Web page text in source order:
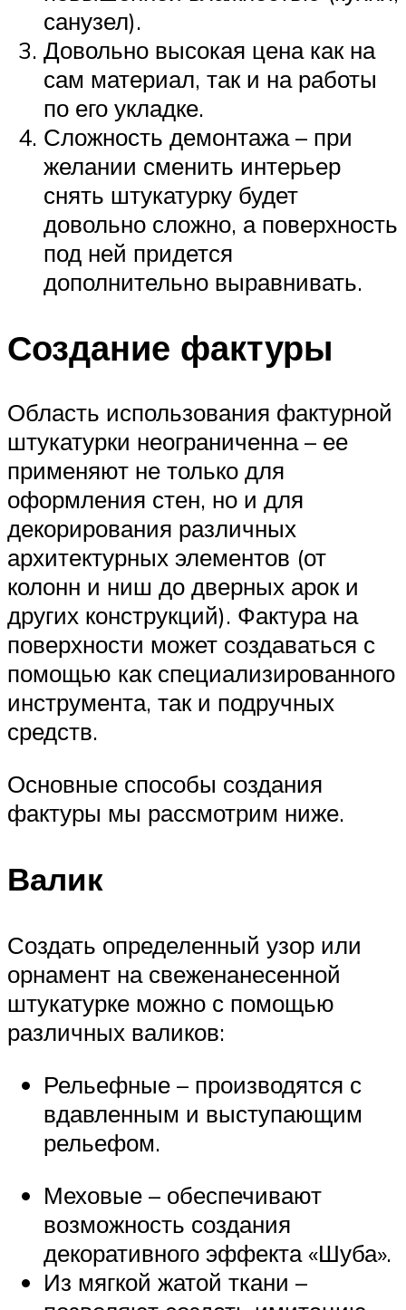
санузел).
Довольно высокая цена как на
сам материал, так и на работы
по его укладке.
Сложность демонтажа – при
желании сменить интерьер
снять штукатурку будет
довольно сложно, а поверхность
под ней придется
дополнительно выравнивать.
Создание фактуры
Область использования фактурной
штукатурки неограниченна – ее
применяют не только для
оформления стен, но и для
декорирования различных
архитектурных элементов (от
колонн и ниш до дверных арок и
других конструкций). Фактура на
поверхности может создаваться с
помощью как специализированного
инструмента, так и подручных
средств.
Основные способы создания
фактуры мы рассмотрим ниже.
Валик
Создать определенный узор или
орнамент на свеженанесенной
штукатурке можно с помощью
различных валиков:
Рельефные – производятся с
вдавленным и выступающим
рельефом.
Меховые – обеспечивают
возможность создания
декоративного эффекта «Шуба».
Из мягкой жатой ткани –